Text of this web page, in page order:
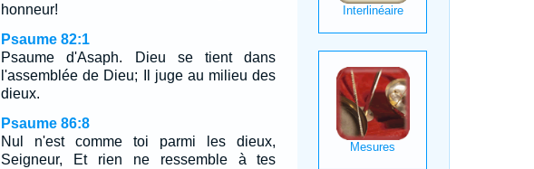
honneur!
Psaume 82:1
Psaume d'Asaph. Dieu se tient dans
l'assemblée de Dieu; Il juge au milieu des
dieux.
Psaume 86:8
Nul n'est comme toi parmi les dieux,
Seigneur, Et rien ne ressemble à tes